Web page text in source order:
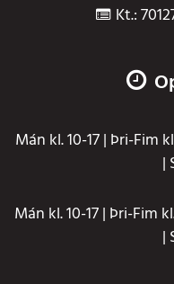
Kt.:
Mán kl. 10-17 | Þri-Fim
|
Mán kl. 10-17 | Þri-Fim
|